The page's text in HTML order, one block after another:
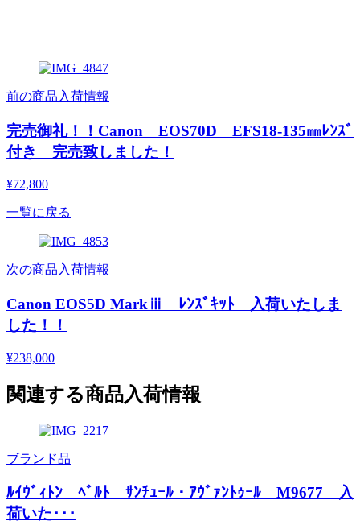
前の商品入荷情報
完売御礼！！Canon EOS70D EFS18-135㎜ﾚﾝｽﾞ
付き 完売致しました！
¥72,800
一覧に戻る
次の商品入荷情報
Canon EOS5D Markⅲ ﾚﾝｽﾞｷｯﾄ 入荷いたしま
した！！
¥238,000
関連する商品入荷情報
ブランド品
ﾙｲｳﾞｨﾄﾝ ﾍﾞﾙﾄ ｻﾝﾁｭｰﾙ・ｱｳﾞｧﾝﾄｩｰﾙ M9677 入
荷いた･･･